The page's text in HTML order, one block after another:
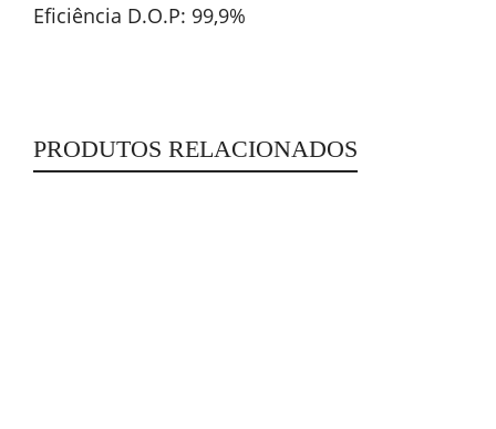
Eficiência D.O.P: 99,9%
PRODUTOS RELACIONADOS